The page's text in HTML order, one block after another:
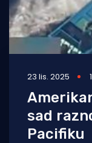
23 lis. 2025
sad
Pacifiku